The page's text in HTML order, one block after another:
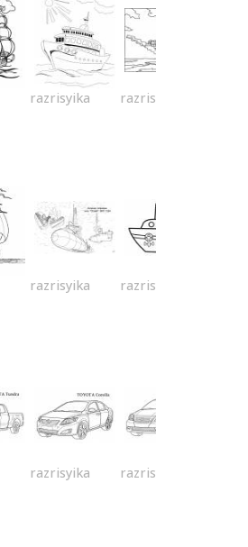
razrisyika razrisyika
razrisyika razrisyika
razrisyika razrisyika